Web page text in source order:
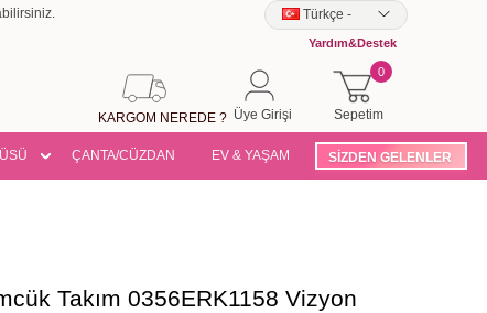
Türkçe -
Yardım&Destek
Sepetim
0
Üye Girişi
KARGOM NEREDE ?
ÇANTA/CÜZDAN EV & YAŞAM SİZDEN GELENLER
Takım 0356ERK1158 Vizyon